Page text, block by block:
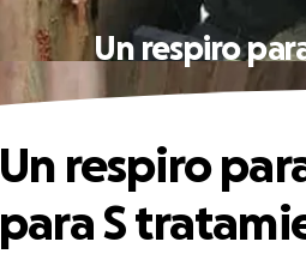
​Un respiro
​Un respiro
para S